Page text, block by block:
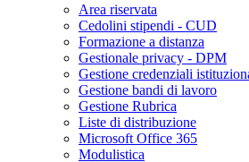
Area riservata
Cedolini stipendi - CUD
Formazione a distanza
Gestionale privacy - DPM
Gestione credenziali
Gestione bandi di lavoro
Gestione Rubrica
Liste di distribuzione
Microsoft Office 365
Modulistica